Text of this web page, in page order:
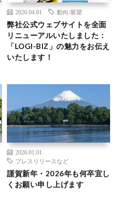
2026.04.01 動向/展望
弊社公式ウェブサイトを全面
リニューアルいたしました：
「LOGI-BIZ」の魅力をお伝え
いたします！
2026.01.01
プレスリリースなど
謹賀新年・2026年も何卒宜し
くお願い申し上げます